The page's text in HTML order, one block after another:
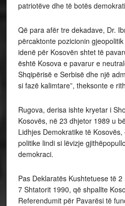
patriotëve dhe të botës
Që para afër tre dekadave, Dr.
përcaktonte pozicionin
idenë për Kosovën shtet të
është Kosova e pavarur e
Shqipërisë e Serbisë dhe një
si fazë kalimtare”, theksonte e
Rugova, derisa ishte kryetar i
Kosovës, në 23 dhjetor 1989 u
Lidhjes Demokratike të
politike lindi si lëvizje
demokraci.
Pas Deklaratës Kushtetuese të
7 Shtatorit 1990, që shpallte
Referendumit për Pavarësi të